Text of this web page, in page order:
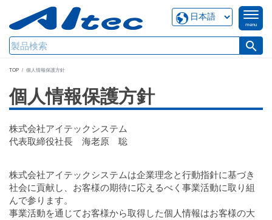
menu
search
TOP 個人情報保護方針
個人情報保護方針
株式会社アイテックシステム
代表取締役社長 海老原 聡
株式会社アイテックシステムは企業理念と行動指針に基づき
社会に貢献し、お客様の期待に応えるべく事業活動に取り組
んで参ります。
事業活動を通じてお客様から取得した個人情報はお客様の大